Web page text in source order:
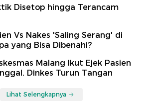
Disetop hingga Terancam
Vs Nakes 'Saling Serang' di
yang Bisa Dibenahi?
Malang Ikut Ejek Pasien
Dinkes Turun Tangan
Lihat Selengkapnya